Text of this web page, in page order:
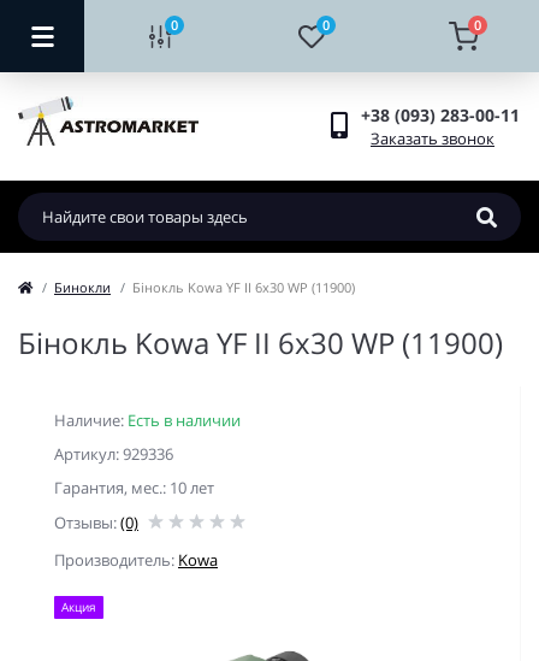
0 0 0
+38 (093) 283-00-11
Заказать звонок
Бинокли Бінокль Kowa YF II 6x30 WP (11900)
Бінокль Kowa YF II 6x30 WP (11900)
Наличие: Есть в наличии
Артикул: 929336
Гарантия, мес.: 10 лет
Отзывы:(0)
Производитель: Kowa
Акция